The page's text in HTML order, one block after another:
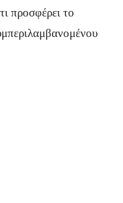
προσφέρει το